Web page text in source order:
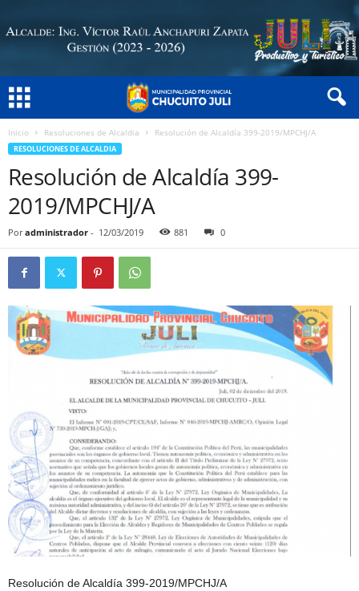
Inicio Resoluciones de Alcaldia Resolución de Alcaldía 399-2019/MPCHJ/A
RESOLUCIONES DE ALCALDIA
Resolución de Alcaldía 399-
2019/MPCHJ/A
Por administrador - 12/03/2019 881 0
Resolución de Alcaldía 399-2019/MPCHJ/A